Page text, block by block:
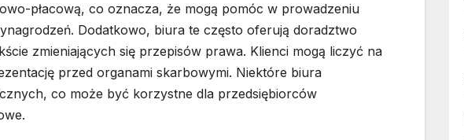
płacową, co oznacza, że mogą pomóc w prowadzeniu
Dodatkowo, biura te często oferują doradztwo
zmieniających się przepisów prawa. Klienci mogą liczyć na
przed organami skarbowymi. Niektóre biura
co może być korzystne dla przedsiębiorców